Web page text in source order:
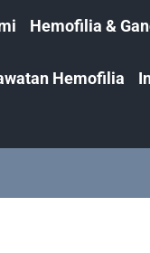
Hemofilia &
Hemofilia